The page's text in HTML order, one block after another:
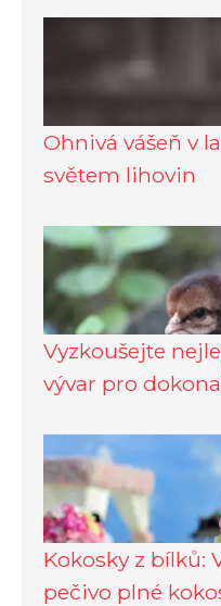
Ohnivá vášeň v
světem lihovin
Vyzkoušejte
vývar pro
Kokosky z bílků:
pečivo plné